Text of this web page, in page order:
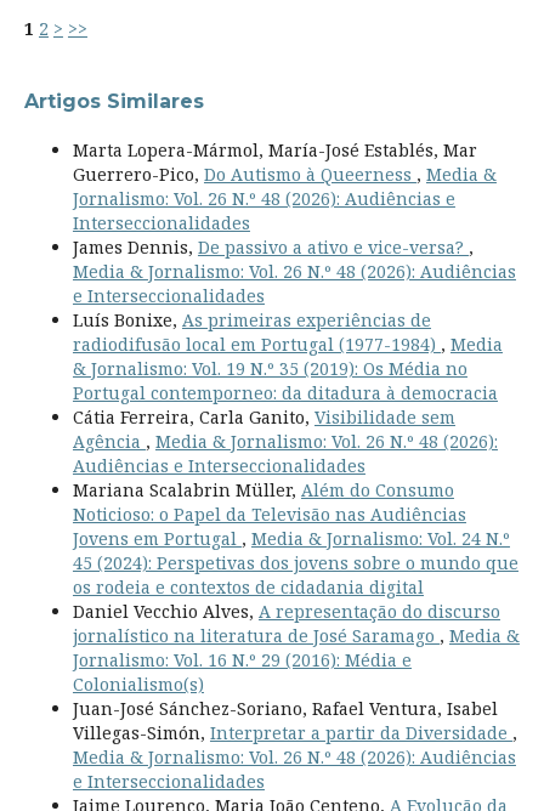
1 2 > >>
Artigos Similares
Marta Lopera-Mármol, María-José Establés, Mar
Guerrero-Pico, Do Autismo à Queerness , Media &
Jornalismo: Vol. 26 N.º 48 (2026): Audiências e
Interseccionalidades
James Dennis, De passivo a ativo e vice-versa? ,
Media & Jornalismo: Vol. 26 N.º 48 (2026): Audiências
e Interseccionalidades
Luís Bonixe, As primeiras experiências de
radiodifusão local em Portugal (1977-1984) , Media
& Jornalismo: Vol. 19 N.º 35 (2019): Os Média no
Portugal contemporneo: da ditadura à democracia
Cátia Ferreira, Carla Ganito, Visibilidade sem
Agência , Media & Jornalismo: Vol. 26 N.º 48 (2026):
Audiências e Interseccionalidades
Mariana Scalabrin Müller, Além do Consumo
Noticioso: o Papel da Televisão nas Audiências
Jovens em Portugal , Media & Jornalismo: Vol. 24 N.º
45 (2024): Perspetivas dos jovens sobre o mundo que
os rodeia e contextos de cidadania digital
Daniel Vecchio Alves, A representação do discurso
jornalístico na literatura de José Saramago , Media &
Jornalismo: Vol. 16 N.º 29 (2016): Média e
Colonialismo(s)
Juan-José Sánchez-Soriano, Rafael Ventura, Isabel
Villegas-Simón, Interpretar a partir da Diversidade ,
Media & Jornalismo: Vol. 26 N.º 48 (2026): Audiências
e Interseccionalidades
Jaime Lourenço, Maria João Centeno, A Evolução da